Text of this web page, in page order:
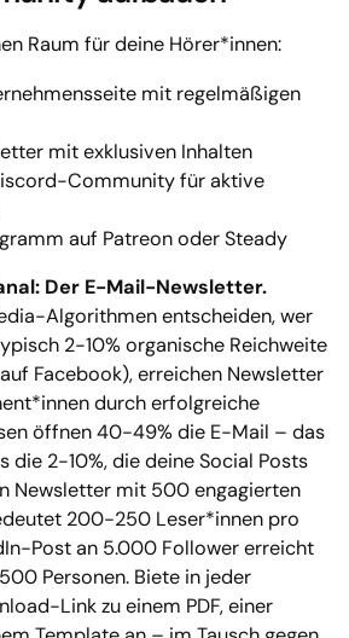
Raum für deine Hörer*innen:
mit regelmäßigen
mit exklusiven Inhalten
Community für aktive
auf Patreon oder Steady
Der E-Mail-Newsletter.
Algorithmen entscheiden, wer
2-10% organische Reichweite
Facebook), erreichen Newsletter
durch erfolgreiche
öffnen 40-49% die E-Mail – das
die 2-10%, die deine Social Posts
Newsletter mit 500 engagierten
200-250 Leser*innen pro
Post an 5.000 Follower erreicht
Personen. Biete in jeder
Link zu einem PDF, einer